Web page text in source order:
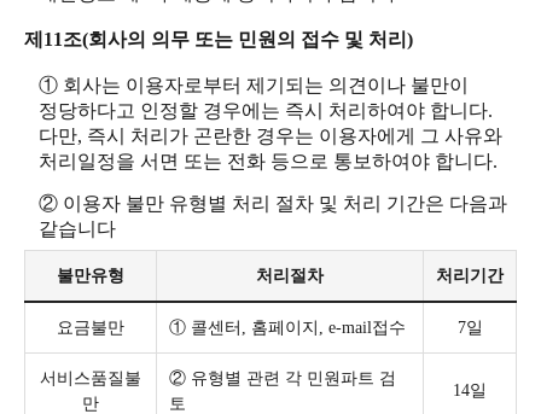
제11조(회사의 의무 또는 민원의 접수 및 처리)
① 회사는 이용자로부터 제기되는 의견이나 불만이
정당하다고 인정할 경우에는 즉시 처리하여야 합니다.
다만, 즉시 처리가 곤란한 경우는 이용자에게 그 사유와
처리일정을 서면 또는 전화 등으로 통보하여야 합니다.
② 이용자 불만 유형별 처리 절차 및 처리 기간은 다음과
같습니다
불만유형 처리절차 처리기간
요금불만 ① 콜센터, 홈페이지, e-mail접수 7일
서비스품질불
만
② 유형별 관련 각 민원파트 검
토
14일